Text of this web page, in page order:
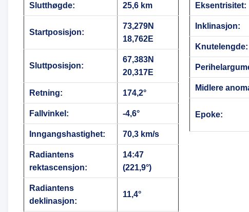
Slutthøgde: 25,6 km
Startposisjon:
73,279N
18,762E
Sluttposisjon:
67,383N
20,317E
Retning: 174,2°
Fallvinkel: -4,6°
Inngangshastighet: 70,3 km/s
Radiantens
rektascensjon:
14:47
(221,9°)
Radiantens
deklinasjon:
11,4°
Eksentrisitet:
Inklinasjon:
Knutelengde:
Midlere
Epoke: